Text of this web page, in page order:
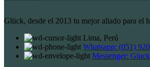
Glück, desde el 2013 tu mejor aliado para el
Lima, Perú
Whatsapp: (051)
Messenger: